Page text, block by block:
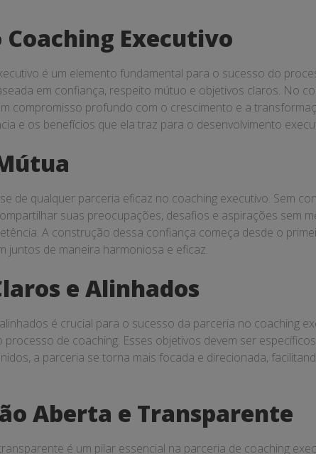
Coaching Executivo
é um elemento fundamental para o sucesso do
em confiança, respeito mútuo e objetivos claros. No
compromisso profundo com o crescimento e a
e os benefícios que ela traz para o desenvolvimento
de qualquer parceria eficaz no coaching executivo. Sem
suas preocupações, desafios e aspirações sem
A construção dessa confiança começa desde o
juntos de maneira harmoniosa e eficaz.
e Alinhados
é crucial para o sucesso da parceria no coaching
de coaching. Esses objetivos devem ser
a parceria se torna mais focada e direcionada,
Aberta e Transparente
é um pilar essencial na parceria de coaching